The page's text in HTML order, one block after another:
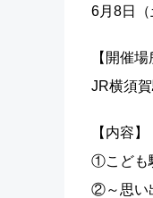
6月8日
【開催場
JR横須
【内容】
①こども
②～思い